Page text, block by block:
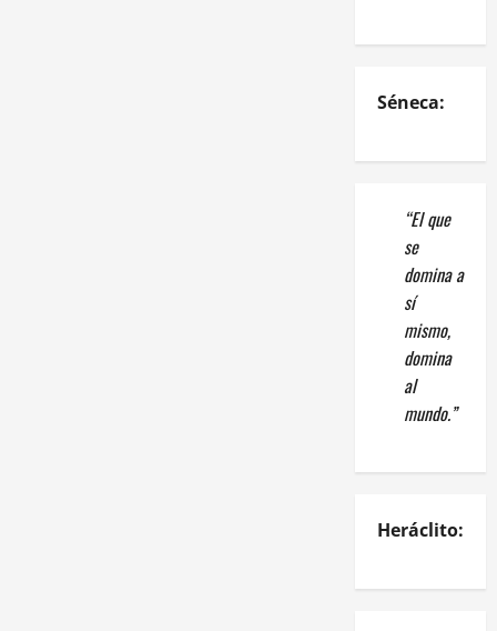
Séneca:
“El que
se
domina a
sí
mismo,
domina
al
mundo.”
Heráclito: